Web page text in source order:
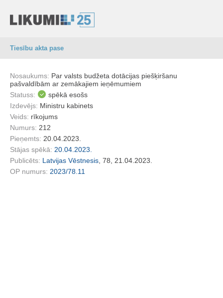
Tiesību akta pase
Nosaukums: Par valsts budžeta dotācijas piešķiršanu
pašvaldībām ar zemākajiem ieņēmumiem
Statuss:
spēkā esošs
Izdevējs: Ministru kabinets
Veids: rīkojums
Numurs: 212
Pieņemts: 20.04.2023.
Stājas spēkā: 20.04.2023.
Publicēts: Latvijas Vēstnesis , 78, 21.04.2023.
OP numurs: 2023/78.11